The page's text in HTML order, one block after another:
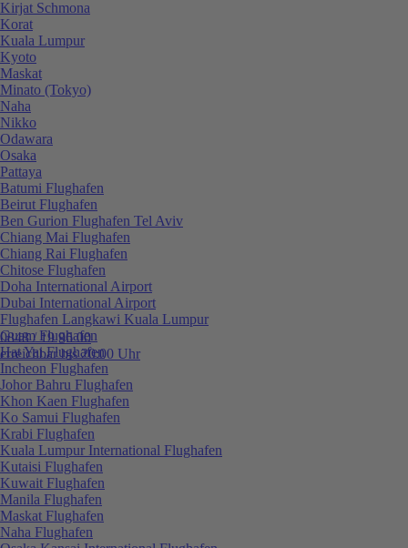
0848 / 19 96 00
erreichbar bis 20:00 Uhr
Kirjat Schmona
Korat
Kuala Lumpur
Kyoto
Maskat
Minato (Tokyo)
Naha
Nikko
Odawara
Osaka
Pattaya
Batumi Flughafen
Beirut Flughafen
Ben Gurion Flughafen Tel Aviv
Chiang Mai Flughafen
Chiang Rai Flughafen
Chitose Flughafen
Doha International Airport
Dubai International Airport
Flughafen Langkawi Kuala Lumpur
Guam Flughafen
Hat Yai Flughafen
Incheon Flughafen
Johor Bahru Flughafen
Khon Kaen Flughafen
Ko Samui Flughafen
Krabi Flughafen
Kuala Lumpur International Flughafen
Kutaisi Flughafen
Kuwait Flughafen
Manila Flughafen
Maskat Flughafen
Naha Flughafen